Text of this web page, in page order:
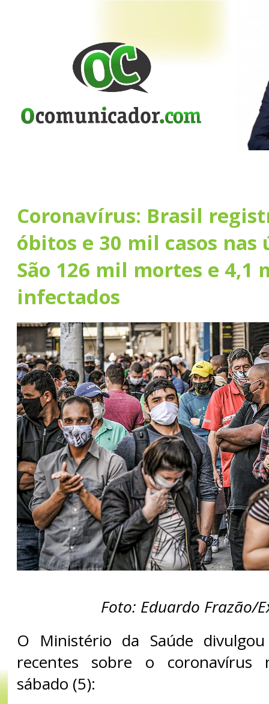
Coronavírus: Brasil
óbitos e 30 mil casos nas
São 126 mil mortes e 4,1
infectados
Foto: Eduardo Frazão/
O Ministério da Saúde
recentes sobre o coronavírus
sábado (5):